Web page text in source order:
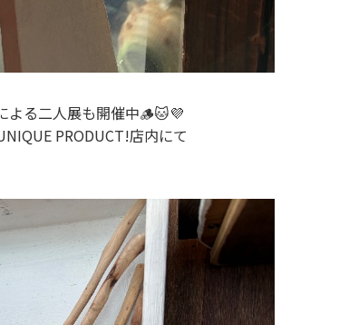
よる二人展も開催中🪵🐱💜
PRODUCT!店内にて